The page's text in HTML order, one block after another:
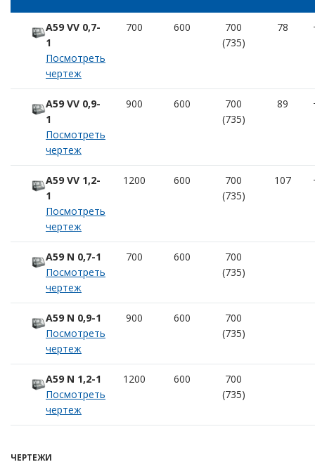
A59 VV 0,7-
1
Посмотреть
чертеж
700 600
700
(735)
78
A59 VV 0,9-
1
Посмотреть
чертеж
900 600
700
(735)
89
A59 VV 1,2-
1
Посмотреть
чертеж
1200 600
700
(735)
107
A59 N 0,7-1
Посмотреть
чертеж
700 600
700
(735)
A59 N 0,9-1
Посмотреть
чертеж
900 600
700
(735)
A59 N 1,2-1
Посмотреть
чертеж
1200 600
700
(735)
ЧЕРТЕЖИ